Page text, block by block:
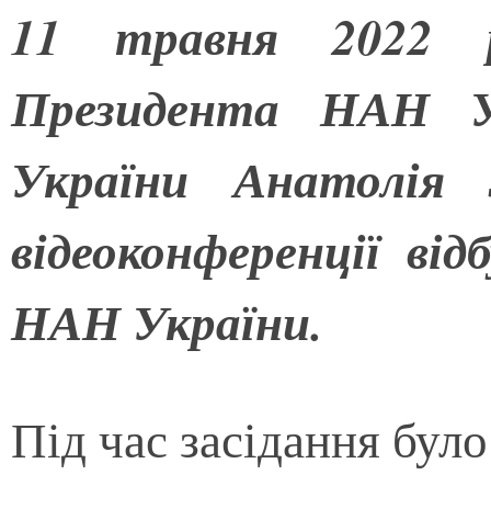
11 травня 2022
Президента НАН
України Анатолія
відеоконференції
НАН України.
Під час засідання